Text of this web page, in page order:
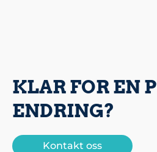
KLAR FOR EN
ENDRING?
Kontakt oss